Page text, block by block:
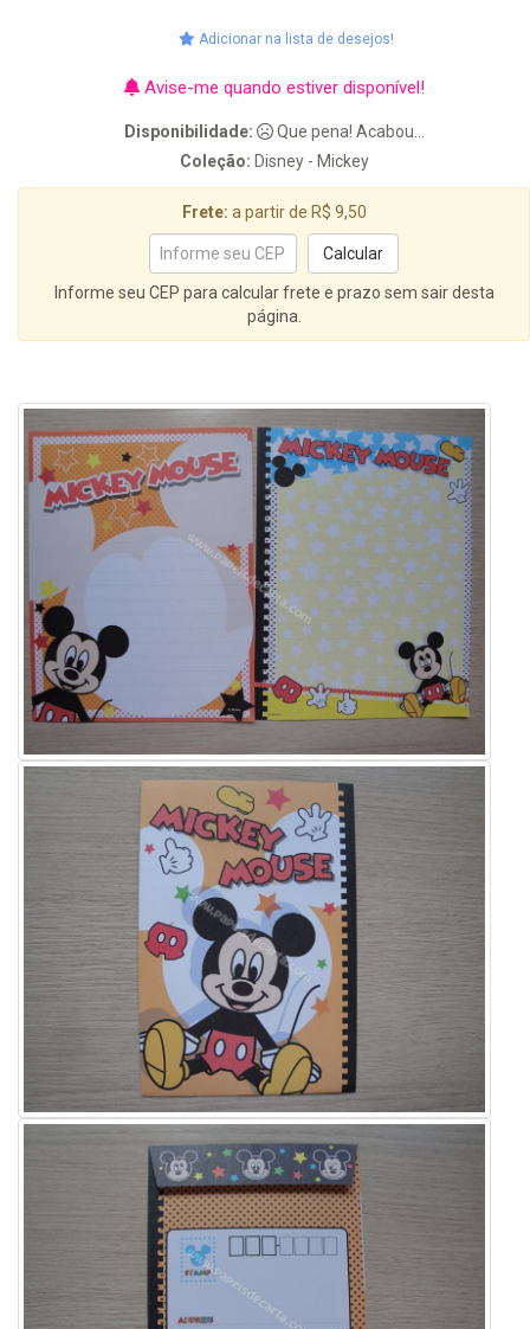
Adicionar na lista de desejos!
Avise-me quando estiver disponível!
Disponibilidade:
Que pena! Acabou...
Coleção: Disney - Mickey
Frete: a partir de R$ 9,50
Informe seu CEP para calcular frete e prazo sem sair desta
página.